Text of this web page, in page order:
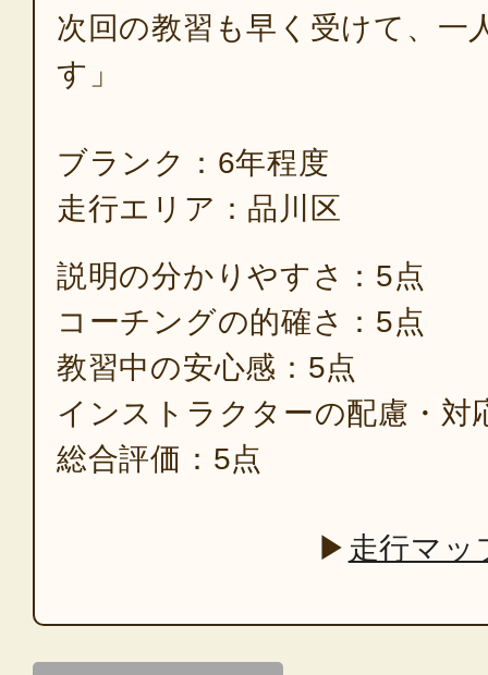
次回の教習も早く受けて、一
す」
ブランク：6年程度
走行エリア：品川区
説明の分かりやすさ：5点
コーチングの的確さ：5点
教習中の安心感：5点
インストラクターの配慮・対
総合評価：5点
▶ 走行マッ